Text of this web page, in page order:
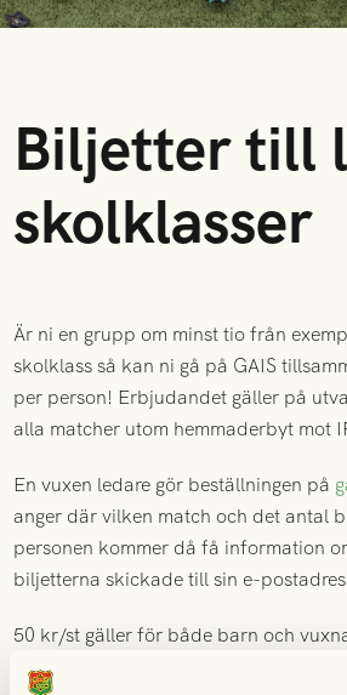
Biljetter till
skolklasser
Är ni en grupp om minst tio från
skolklass så kan ni gå på GAIS
per person! Erbjudandet gäller på
alla matcher utom hemmaderbyt mot
En vuxen ledare gör beställningen på
anger där vilken match och det antal
personen kommer då få information
biljetterna skickade till sin e-
50 kr/st gäller för både barn och
grupp om minst 10 personer för att